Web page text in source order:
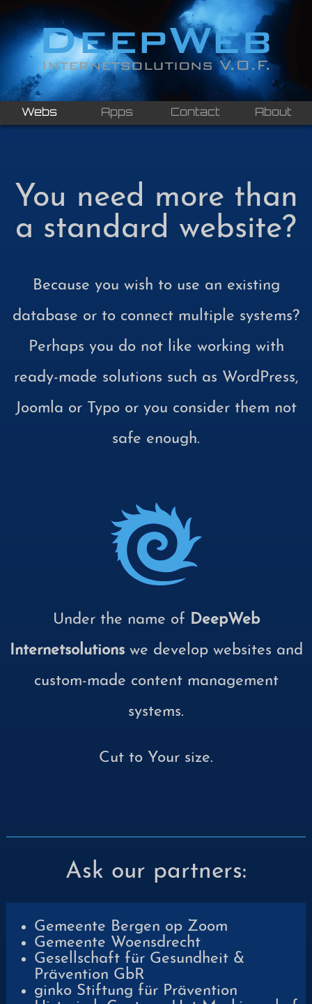
Webs Apps Contact About
You need more than
a standard website?
Because you wish to use an existing
database or to connect multiple systems?
Perhaps you do not like working with
ready-made solutions such as WordPress,
Joomla or Typo or you consider them not
safe enough.
Under the name of DeepWeb
Internetsolutionswe develop websites and
custom-made content management
systems.
Cut to Your size.
Ask our partners:
Gemeente Bergen op Zoom
Gemeente Woensdrecht
Gesellschaft für Gesundheit &
Prävention GbR
ginko Stiftung für Prävention